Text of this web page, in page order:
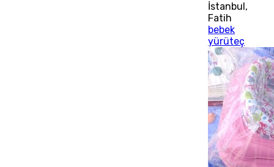
İstanbul ,
Fatih
bebek
yürüteç